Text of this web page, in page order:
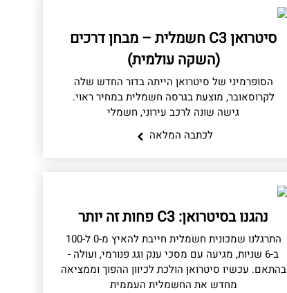
סיטרואן C3 חשמלית – מבחן דרכים
(השקה עולמית)
הסופרמיני של סיטרואן הייתה בדור החדש שלה
לקרוסאובר, מוצעת בגרסה חשמלית במחיר ראוי.
גישה שונה לרכב עירוני, חשמלי
לכתבה המלאה
נהגנו בסיטרואן: C3 פחות זה יותר
התרגלנו שמכונית חשמלית חייבת להאיץ מ-0 ל-100
ב-6 שניות, מגיעה עם מסכי ענק וגג פנורמי, ועולה -
בהתאם. עכשיו סיטרואן הולכת לכיוון ההפוך וממציאה
מחדש את החשמלית העממית